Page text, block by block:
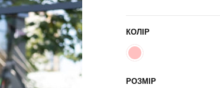
Тактичні рукавиці
Тактичні шкарпетки
ТЕРМО-КОМПЛЕКТИ
ФУТБОЛКИ І СОРОЧКИ
КОЛІР
РОЗМІР